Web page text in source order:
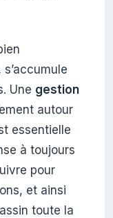
Une gestion
autour
essentielle
à toujours
pour
et ainsi
toute la